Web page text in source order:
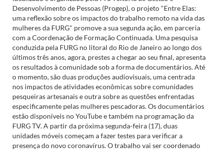
Desenvolvimento de Pessoas (Progep), o projeto "Entre Elas:
uma reflexão sobre os impactos do trabalho remoto na vida das
mulheres da FURG" promove a sua segunda ação, em parceria
com a Coordenação de Formação Continuada. Uma pesquisa
conduzida pela FURG no litoral do Rio de Janeiro ao longo dos
últimos três anos, agora, prestes a chegar ao seu final, apresenta
os resultados à comunidade sob a forma de documentários. Até
o momento, são duas produções audiovisuais, uma centrada
nos impactos de atividades econômicas sobre comunidades
pesqueiras artesanais e outra sobre as questões enfrentadas
especificamente pelas mulheres pescadoras. Os documentários
estão disponíveis no YouTube e também na programação da
FURG TV. A partir da próxima segunda-feira (17), duas
unidades móveis começam a fazer testes para verificar a
presença do novo coronavírus. O trabalho vai ser coordenado